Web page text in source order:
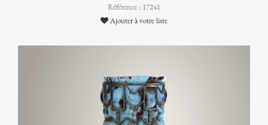
Référence : 17241
Ajouter à votre liste